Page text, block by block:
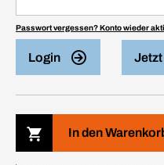
Passwort vergessen? Konto wieder
Login Jetzt
In den